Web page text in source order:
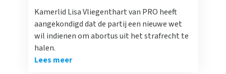
Kamerlid Lisa Vliegenthart van PRO heeft
aangekondigd dat de partij een nieuwe wet
wil indienen om abortus uit het strafrecht te
halen.
Lees meer